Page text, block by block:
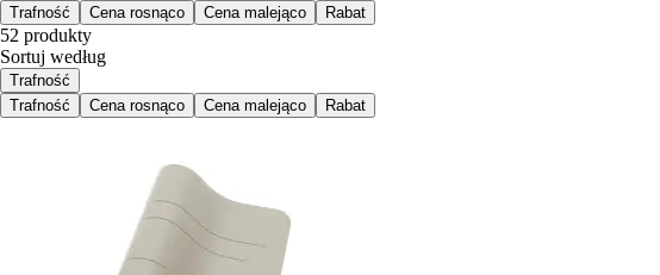
Trafność
Cena rosnąco Cena malejąco Rabat
52 produkty
Sortuj według
Trafność
Trafność
Cena rosnąco Cena malejąco Rabat